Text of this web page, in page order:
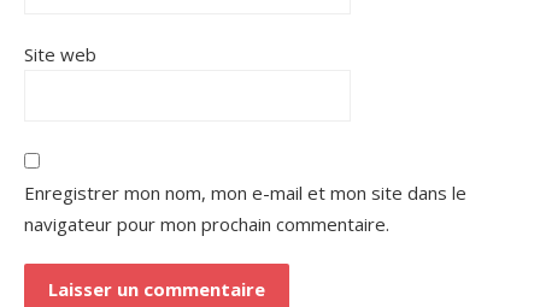
Site web
Enregistrer mon nom, mon e-mail et mon site dans le
navigateur pour mon prochain commentaire.